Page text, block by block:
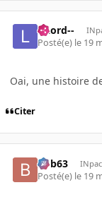
--Lord--
Posté(e) le 19
Oai, une histoire
Citer
bob63
Posté(e) le 19